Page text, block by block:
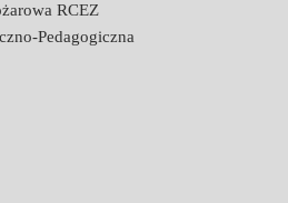
RCEZ
Pedagogiczna